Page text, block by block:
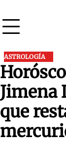
to
content
ASTROLOGÍA
Jimena
que